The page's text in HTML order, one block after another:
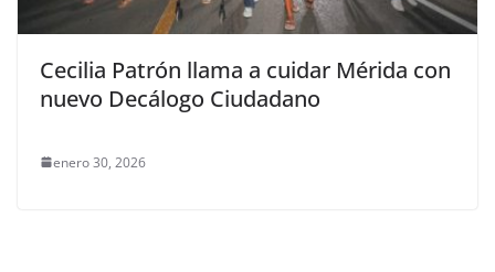
Cecilia Patrón llama a cuidar Mérida con
nuevo Decálogo Ciudadano
enero 30, 2026